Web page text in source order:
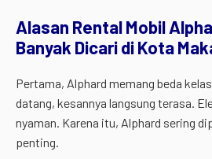
Alasan Rental Mobil
Banyak Dicari di Kota
Pertama, Alphard memang beda
datang, kesannya langsung terasa.
nyaman. Karena itu, Alphard sering
penting.